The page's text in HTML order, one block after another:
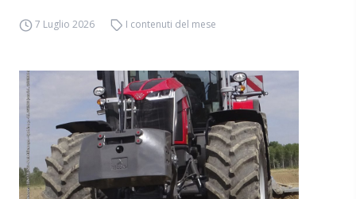
7 Luglio 2026 I contenuti del mese